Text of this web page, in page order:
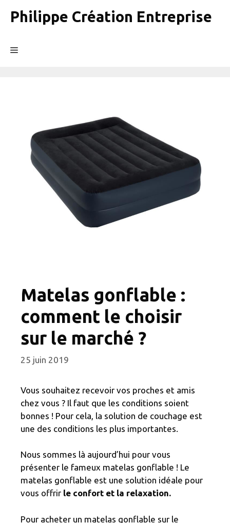
Philippe Création Entreprise
Menu
Matelas gonflable :
comment le choisir
sur le marché ?
25 juin 2019
Vous souhaitez recevoir vos proches et amis
chez vous ? Il faut que les conditions soient
bonnes ! Pour cela, la solution de couchage est
une des conditions les plus importantes.
Nous sommes là aujourd’hui pour vous
présenter le fameux matelas gonflable ! Le
matelas gonflable est une solution idéale pour
vous offrir le confort et la relaxation.
Pour acheter un matelas gonflable sur le